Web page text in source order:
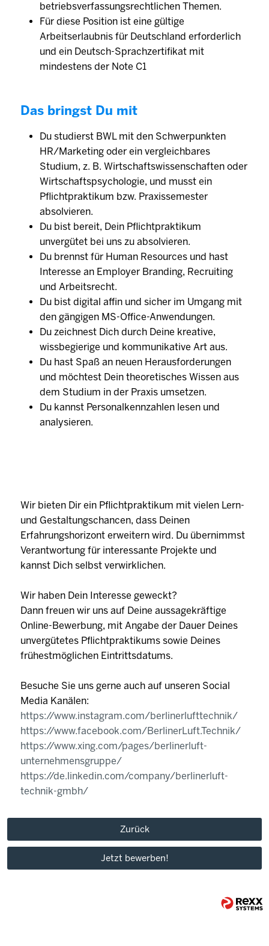
betriebsverfassungsrechtlichen Themen.
Für diese Position ist eine gültige
Arbeitserlaubnis für Deutschland erforderlich
und ein Deutsch-Sprachzertifikat mit
mindestens der Note C1
Das bringst Du mit
Du studierst BWL mit den Schwerpunkten
HR/Marketing oder ein vergleichbares
Studium, z. B. Wirtschaftswissenschaften oder
Wirtschaftspsychologie, und musst ein
Pflichtpraktikum bzw. Praxissemester
absolvieren.
Du bist bereit, Dein Pflichtpraktikum
unvergütet bei uns zu absolvieren.
Du brennst für Human Resources und hast
Interesse an Employer Branding, Recruiting
und Arbeitsrecht.
Du bist digital affin und sicher im Umgang mit
den gängigen MS-Office-Anwendungen.
Du zeichnest Dich durch Deine kreative,
wissbegierige und kommunikative Art aus.
Du hast Spaß an neuen Herausforderungen
und möchtest Dein theoretisches Wissen aus
dem Studium in der Praxis umsetzen.
Du kannst Personalkennzahlen lesen und
analysieren.
Wir bieten Dir ein Pflichtpraktikum mit vielen Lern-
und Gestaltungschancen, dass Deinen
Erfahrungshorizont erweitern wird. Du übernimmst
Verantwortung für interessante Projekte und
kannst Dich selbst verwirklichen.
Wir haben Dein Interesse geweckt?
Dann freuen wir uns auf Deine aussagekräftige
Online-Bewerbung, mit Angabe der Dauer Deines
unvergütetes Pflichtpraktikums sowie Deines
frühestmöglichen Eintrittsdatums.
Besuche Sie uns gerne auch auf unseren Social
Media Kanälen:
https://www.instagram.com/berlinerlufttechnik/
https://www.facebook.com/BerlinerLuft.Technik/
https://www.xing.com/pages/berlinerluft-
unternehmensgruppe/
https://de.linkedin.com/company/berlinerluft-
technik-gmbh/
Zurück
Jetzt bewerben!